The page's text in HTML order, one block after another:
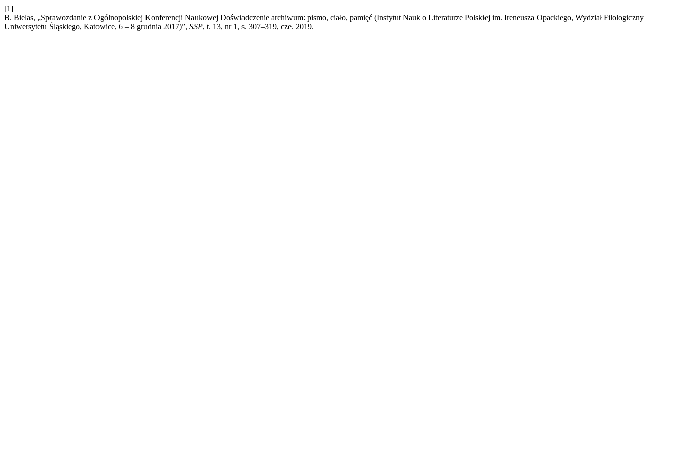
[1]
B. Bielas, „Sprawozdanie z Ogólnopolskiej Konferencji Naukowej Doświadczenie archiwum: pismo, ciało, pamięć (Instytut Nauk o Literaturze Polskiej im. Ireneusza Opackiego, Wydział Filologiczny
Uniwersytetu Śląskiego, Katowice, 6 – 8 grudnia 2017)”, SSP, t. 13, nr 1, s. 307–319, cze. 2019.